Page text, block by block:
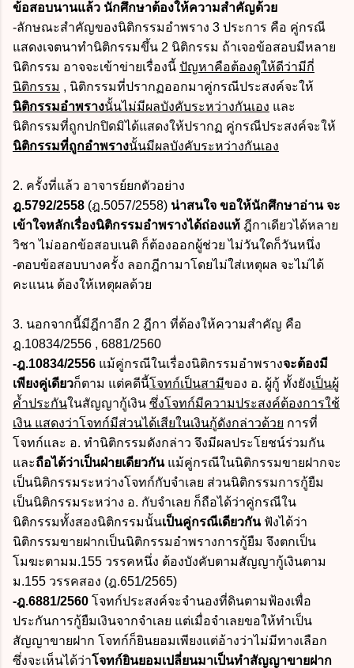
ข้อสอบนานแล้ว นักศึกษาต้องให้ความสำคัญด้วย
-ลักษณะสำคัญของนิติกรรมอำพราง 3 ประการ คือ คู่กรณี
แสดงเจตนาทำนิติกรรมขึ้น 2 นิติกรรม ถ้าเจอข้อสอบมีหลาย
นิติกรรม อาจจะเข้าข่ายเรื่องนี้ ปัญหาคือต้องดูให้ดีว่ามีกี่
นิติกรรม , นิติกรรมที่ปรากฏออกมาคู่กรณีประสงค์จะให้
นิติกรรมอำพรางนั้นไม่มีผลบังคับระหว่างกันเอง และ
นิติกรรมที่ถูกปกปิดมิได้แสดงให้ปรากฏ คู่กรณีประสงค์จะให้
นิติกรรมที่ถูกอำพรางนั้นมีผลบังคับระหว่างกันเอง
2. ครั้งที่แล้ว อาจารย์ยกตัวอย่าง
ฎ.5792/2558 (ฎ.5057/2558) น่าสนใจ ขอให้นักศึกษาอ่าน จะ
เข้าใจหลักเรื่องนิติกรรมอำพรางได้ถ่องแท้ ฎีกาเดียวได้หลาย
วิชา ไม่ออกข้อสอบเนติ ก็ต้องออกผู้ช่วย ไม่วันใดก็วันหนึ่ง
-ตอบข้อสอบบางครั้ง ลอกฎีกามาโดยไม่ใส่เหตุผล จะไม่ได้
คะแนน ต้องให้เหตุผลด้วย
3. นอกจากนี้มีฎีกาอีก 2 ฎีกา ที่ต้องให้ความสำคัญ คือ
ฎ.10834/2556 , 6881/2560
-ฎ.10834/2556 แม้คู่กรณีในเรื่องนิติกรรมอำพรางจะต้องมี
เพียงคู่เดียวก็ตาม แต่คดีนี้โจทก์เป็นสามีของ อ. ผู้กู้ ทั้งยังเป็นผู้
ค้ำประกันในสัญญากู้เงิน ซึ่งโจทก์มีความประสงค์ต้องการใช้
เงิน แสดงว่าโจทก์มีส่วนได้เสียในเงินกู้ดังกล่าวด้วย การที่
โจทก์และ อ. ทำนิติกรรมดังกล่าว จึงมีผลประโยชน์ร่วมกัน
และถือได้ว่าเป็นฝ่ายเดียวกัน แม้คู่กรณีในนิติกรรมขายฝากจะ
เป็นนิติกรรมระหว่างโจทก์กับจำเลย ส่วนนิติกรรมการกู้ยืม
เป็นนิติกรรมระหว่าง อ. กับจำเลย ก็ถือได้ว่าคู่กรณีใน
นิติกรรมทั้งสองนิติกรรมนั้นเป็นคู่กรณีเดียวกันฟังได้ว่า
นิติกรรมขายฝากเป็นนิติกรรมอำพรางการกู้ยืม จึงตกเป็น
โมฆะตามม.155 วรรคหนึ่ง ต้องบังคับตามสัญญากู้เงินตาม
ม.155 วรรคสอง (ฎ.651/2565)
-ฎ.6881/2560 โจทก์ประสงค์จะจำนองที่ดินตามฟ้องเพื่อ
ประกันการกู้ยืมเงินจากจำเลย แต่เมื่อจำเลยขอให้ทำเป็น
สัญญาขายฝาก โจทก์ก็ยินยอมเพียงแต่อ้างว่าไม่มีทางเลือก
ซึ่งจะเห็นได้ว่าโจทก์ยินยอมเปลี่ยนมาเป็นทำสัญญาขายฝาก